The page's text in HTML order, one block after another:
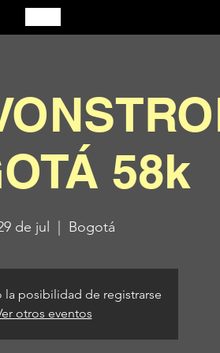
58k
de jul Bogotá
la posibilidad de registrarse
otros eventos